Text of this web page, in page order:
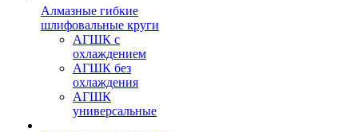
Алмазные гибкие
шлифовальные круги
АГШК с
охлаждением
АГШК без
охлаждения
АГШК
универсальные